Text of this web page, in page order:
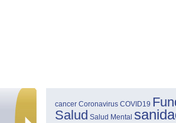
cancer Coronavirus COVID19
Salud Salud Mental